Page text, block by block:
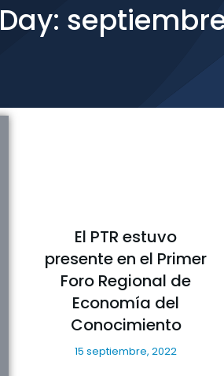
Day:
El PTR estuvo
presente en el Primer
Foro Regional de
Economía del
Conocimiento
15 septiembre, 2022